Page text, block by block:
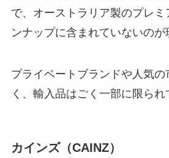
で、オーストラリア製のプレミ
ンナップに含まれていないのが
プライベートブランドや人気の
く、輸入品はごく一部に限られ
カインズ（CAINZ）